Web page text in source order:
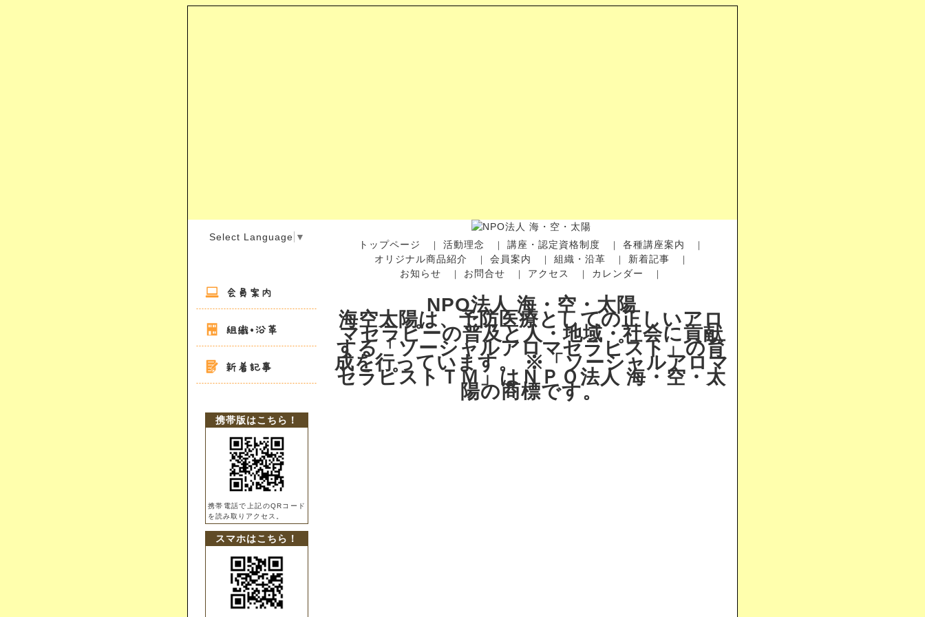
Select Language ▼
携帯版はこちら！
携帯電話で上記のQRコード
を読み取りアクセス。
スマホはこちら！
トップページ ｜ 活動理念 ｜ 講座・認定資格制度 ｜ 各種講座案内 ｜
オリジナル商品紹介 ｜ 会員案内 ｜ 組織・沿革 ｜ 新着記事 ｜
お知らせ ｜ お問合せ ｜ アクセス ｜ カレンダー ｜
NPO法人 海・空・太陽
海空太陽は、予防医療としての正しいアロ
マセラピーの普及と人・地域・社会に貢献
する「ソーシャルアロマセラピスト」の育
成を行っています。 ※「ソーシャルアロマ
セラピストＴＭ」はＮＰＯ法人 海・空・太
陽の商標です。